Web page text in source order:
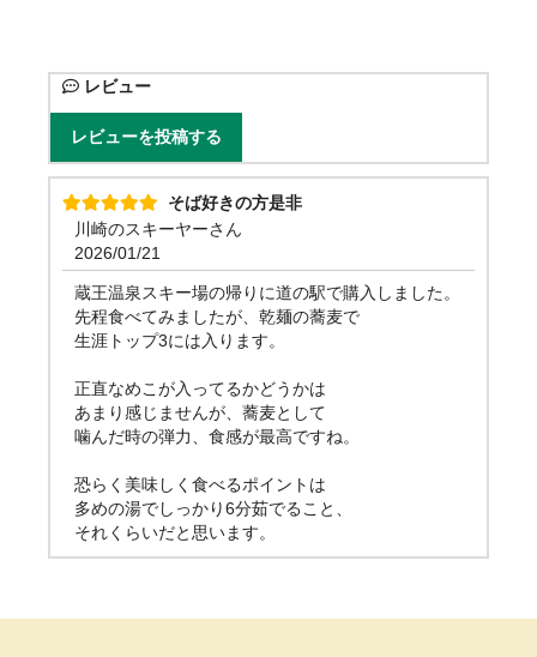
レビュー
レビューを投稿する
そば好きの方是非
川崎のスキーヤーさん
2026/01/21
蔵王温泉スキー場の帰りに道の駅で購入しました。
先程食べてみましたが、乾麺の蕎麦で
生涯トップ3には入ります。
正直なめこが入ってるかどうかは
あまり感じませんが、蕎麦として
噛んだ時の弾力、食感が最高ですね。
恐らく美味しく食べるポイントは
多めの湯でしっかり6分茹でること、
それくらいだと思います。